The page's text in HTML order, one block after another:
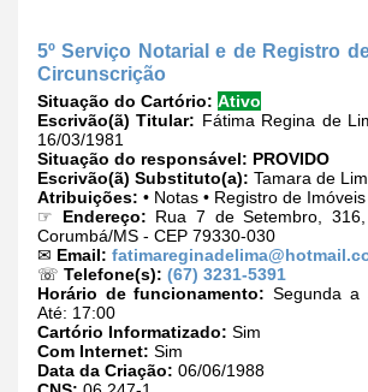
5º Serviço Notarial e de Registro
Circunscrição
Situação do Cartório: Ativo
Escrivão(ã) Titular: Fátima Regina de
16/03/1981
Situação do responsável: PROVIDO
Escrivão(ã) Substituto(a): Tamara de
Atribuições: • Notas • Registro de Imóveis
☞ Endereço: Rua 7 de Setembro,
Corumbá/MS - CEP 79330-030
✉ Email:
☏ Telefone(s): (67) 3231-5391
Horário de funcionamento: Segunda a
Até: 17:00
Cartório Informatizado: Sim
Com Internet: Sim
Data da Criação: 06/06/1988